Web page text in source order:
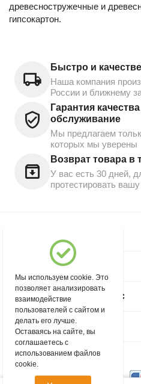
древесностружечные и
гипсокартон.
Быстро и
Наша компания
России и ближнему
Гарантия
обслуживание
Мы предлагаем
которых мы уверены
Возврат товара в
У вас есть 30 дней,
протестировать
Магазин "Северный"
Покупательский сервис
Контакты
© 2004 - 2026 msever.ru.
Мы используем cookie. Это
позволяет анализировать
взаимодействие
пользователей с сайтом и
делать его лучше.
Оставаясь на сайте, вы
соглашаетесь с
использованием файлов
cookie.